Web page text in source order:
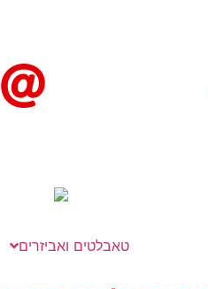
טאבלטים ואביזרים